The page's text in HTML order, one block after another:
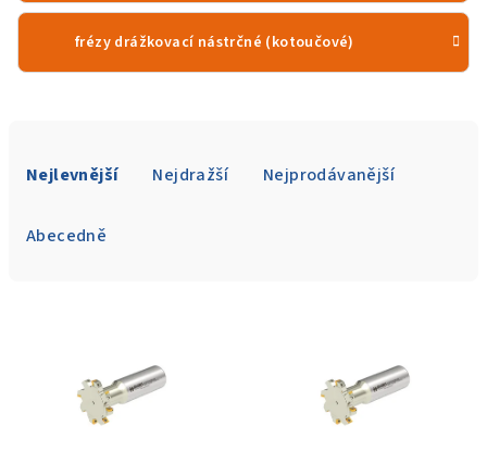
frézy drážkovací nástrčné (kotoučové)
Nejlevnější Nejdražší Nejprodávanější
Abecedně